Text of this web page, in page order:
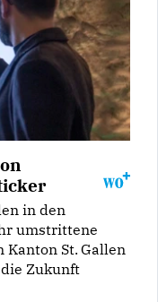
in den
umstrittene
Kanton St. Gallen
Zukunft